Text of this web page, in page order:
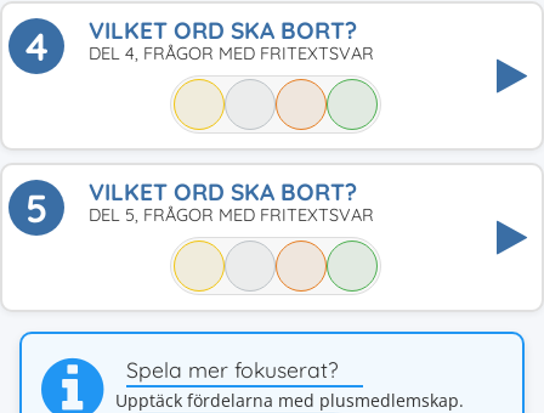
4 VILKET ORD SKA BORT?
DEL 4, FRÅGOR MED FRITEXTSVAR
5 VILKET ORD SKA BORT?
DEL 5, FRÅGOR MED FRITEXTSVAR
Spela mer fokuserat?
Upptäck fördelarna med plusmedlemskap.